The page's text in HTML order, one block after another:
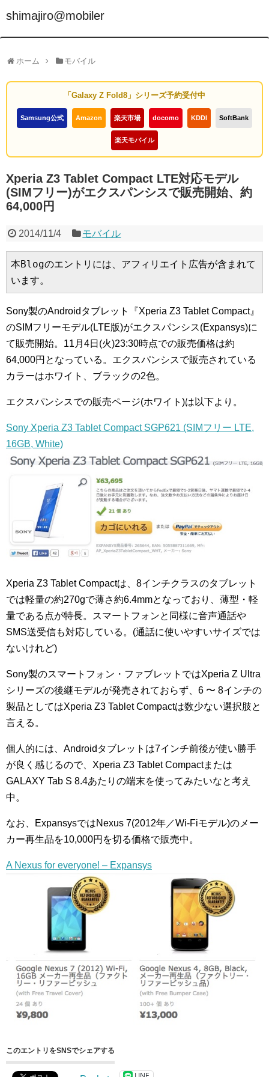
shimajiro@mobiler
ホーム モバイル
「Galaxy Z Fold8」シリーズ予約受付中
Samsung公式 Amazon 楽天市場 docomo KDDI SoftBank
楽天モバイル
Xperia Z3 Tablet Compact LTE対応モデル
(SIMフリー)がエクスパンシスで販売開始、約
64,000円
2014/11/4 モバイル
本Blogのエントリには、アフィリエイト広告が含まれて
います。
Sony製のAndroidタブレット『Xperia Z3 Tablet Compact』
のSIMフリーモデル(LTE版)がエクスパンシス(Expansys)に
て販売開始。11月4日(火)23:30時点での販売価格は約
64,000円となっている。エクスパンシスで販売されている
カラーはホワイト、ブラックの2色。
エクスパンシスでの販売ページ(ホワイト)は以下より。
Sony Xperia Z3 Tablet Compact SGP621 (SIMフリー LTE,
16GB, White)
Xperia Z3 Tablet Compactは、8インチクラスのタブレット
では軽量の約270gで薄さ約6.4mmとなっており、薄型・軽
量である点が特長。スマートフォンと同様に音声通話や
SMS送受信も対応している。(通話に使いやすいサイズでは
ないけれど)
Sony製のスマートフォン・ファブレットではXperia Z Ultra
シリーズの後継モデルが発売されておらず、6 〜 8インチの
製品としてはXperia Z3 Tablet Compactは数少ない選択肢と
言える。
個人的には、Androidタブレットは7インチ前後が使い勝手
が良く感じるので、Xperia Z3 Tablet Compactまたは
GALAXY Tab S 8.4あたりの端末を使ってみたいなと考え
中。
なお、ExpansysではNexus 7(2012年／Wi-Fiモデル)のメー
カー再生品を10,000円を切る価格で販売中。
A Nexus for everyone! – Expansys
このエントリをSNSでシェアする